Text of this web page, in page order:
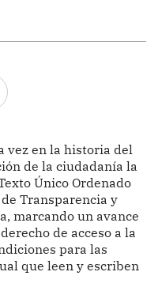
vez en la historia del
de la ciudadanía la
Único Ordenado
Transparencia y
marcando un avance
de acceso a la
para las
que leen y escriben